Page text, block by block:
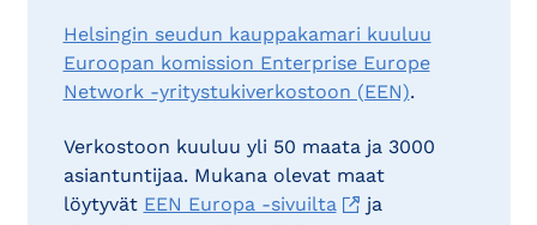
Helsingin seudun kauppakamari kuuluu
Euroopan komission Enterprise Europe
Network -yritystukiverkostoon (EEN).
Verkostoon kuuluu yli 50 maata ja 3000
asiantuntijaa. Mukana olevat maat
löytyvät EEN Europa -sivuilta
ja